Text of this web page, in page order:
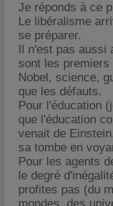
Je réponds à ce
Le libéralisme
se préparer.
Il n'est pas aussi
sont les
Nobel, science,
que les défauts.
Pour l'éducation
que l'éducation
venait de
sa tombe en
Pour les agents
le degré
profites pas (du